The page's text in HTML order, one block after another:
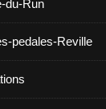
du-Run
pedales-Reville